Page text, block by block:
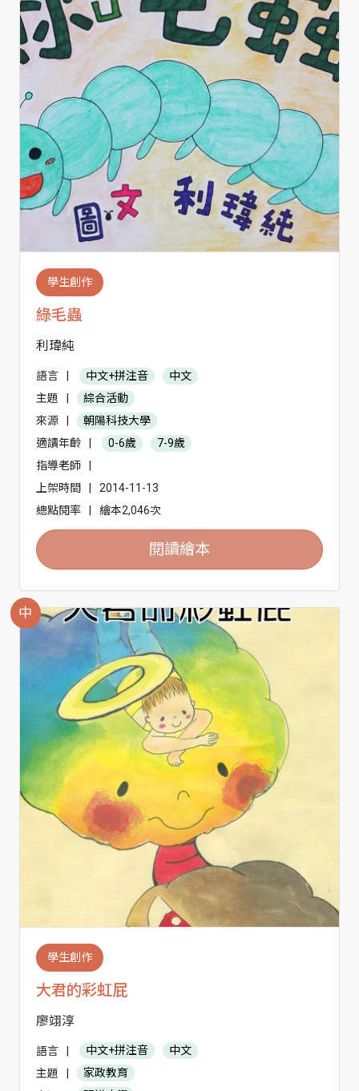
學生創作
綠毛蟲
利瑋純
語言 中文+拼注音
中文
主題
綜合活動
來源
朝陽科技大學
適讀年齡
0-6歲
7-9歲
指導老師
上架時間
2014-11-13
總點閱率
繪本2,046次
閱讀繪本
中
學生創作
大君的彩虹屁
廖翊淳
語言 | 中文+拼注音
中文
主題
|
家政教育